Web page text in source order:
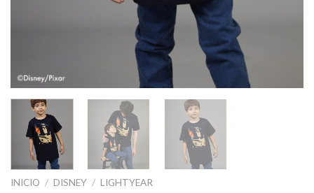
INICIO / DISNEY / LIGHTYEAR